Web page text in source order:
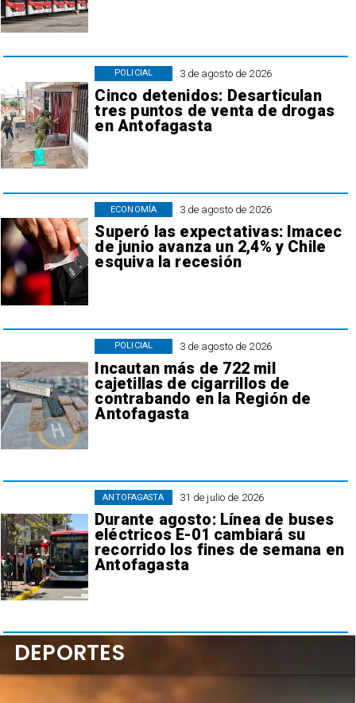
3 de agosto de 2026
Cinco detenidos: Desarticulan
tres puntos de venta de drogas
en Antofagasta
POLICIAL
3 de agosto de 2026
Superó las expectativas: Imacec
de junio avanza un 2,4% y Chile
esquiva la recesión
ECONOMÍA
3 de agosto de 2026
Incautan más de 722 mil
cajetillas de cigarrillos de
contrabando en la Región de
Antofagasta
POLICIAL
31 de julio de 2026
Durante agosto: Línea de buses
eléctricos E-01 cambiará su
recorrido los fines de semana en
Antofagasta
ANTOFAGASTA
DEPORTES